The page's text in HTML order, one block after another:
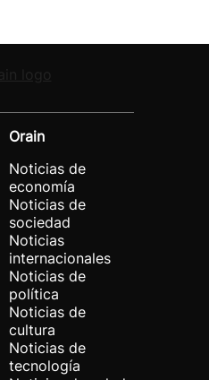
Orain
Noticias de
economía
Noticias de
sociedad
Noticias
internacionales
Noticias de
política
Noticias de
cultura
Noticias de
tecnología